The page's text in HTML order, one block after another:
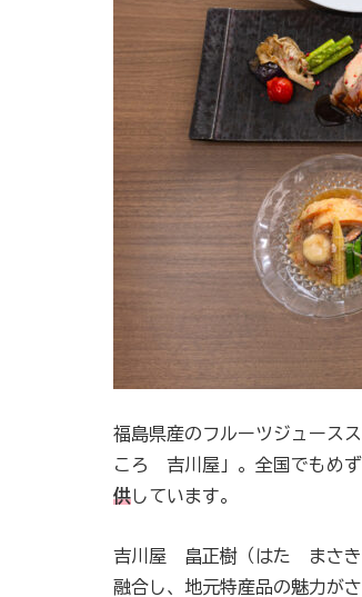
福島県産のフルーツジュース
ころ 吉川屋」。全国でもめず
供 しています。
吉川屋 畠正樹（はた まさき
融合し、地元特産品の魅力が